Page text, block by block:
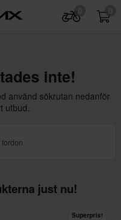
inte!
använd sökrutan nedanför
utbud.
just nu!
Superpris!